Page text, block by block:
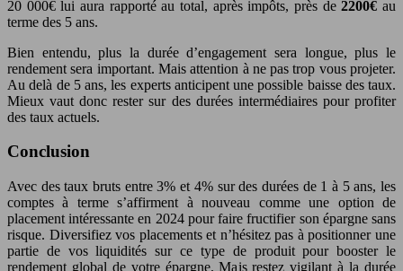
20 000€ lui aura rapporté au total, après impôts, près de2200€ au
terme des 5 ans.
Bien entendu, plus la durée d’engagement sera longue, plus le
rendement sera important. Mais attention à ne pas trop vous projeter.
Au delà de 5 ans, les experts anticipent une possible baisse des taux.
Mieux vaut donc rester sur des durées intermédiaires pour profiter
des taux actuels.
Conclusion
Avec des taux bruts entre 3% et 4% sur des durées de 1 à 5 ans, les
comptes à terme s’affirment à nouveau comme une option de
placement intéressante en 2024 pour faire fructifier son épargne sans
risque. Diversifiez vos placements et n’hésitez pas à positionner une
partie de vos liquidités sur ce type de produit pour booster le
rendement global de votre épargne. Mais restez vigilant à la durée